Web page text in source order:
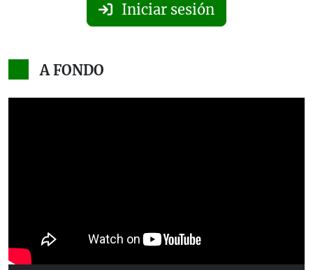
Iniciar sesión
A FONDO